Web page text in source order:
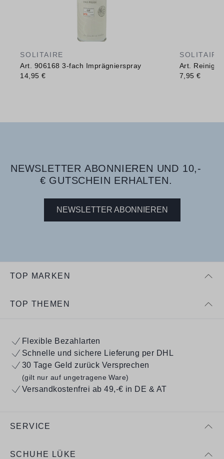
SOLITAIRE
Art. 906168 3-fach Imprägnierspray
14,95 €
SOLITAIRE
Art.
7,95 €
NEWSLETTER ABONNIEREN UND 10,-
€ GUTSCHEIN ERHALTEN.
NEWSLETTER ABONNIEREN
TOP MARKEN
TOP THEMEN
Flexible Bezahlarten
Schnelle und sichere Lieferung per DHL
30 Tage Geld zurück Versprechen
(gilt nur auf ungetragene Ware)
Versandkostenfrei ab 49,-€ in DE & AT
SERVICE
SCHUHE LÜKE